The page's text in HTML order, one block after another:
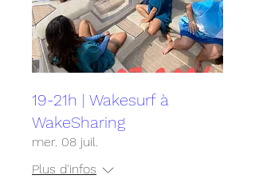
19-21h | Wakesurf à
WakeSharing
mer. 08 juil.
Plus d'infos